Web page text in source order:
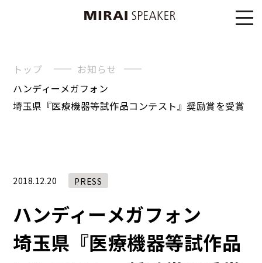
トップ
お知らせ
ハンディーメガフォン
埼玉県『医療機器等試作品コンテスト』奨励賞を受賞
2018.12.20 PRESS
ハンディーメガフォン
埼玉県『医療機器等試作品